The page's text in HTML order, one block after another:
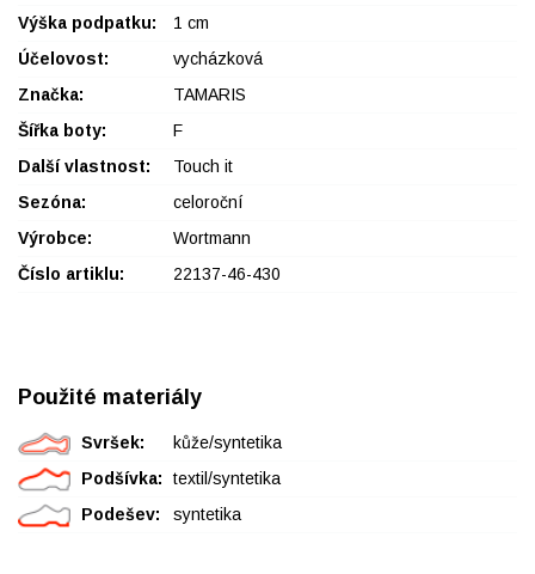
Výška podpatku:
1 cm
Účelovost:
vycházková
Značka:
TAMARIS
Šířka boty:
F
Další vlastnost:
Touch it
Sezóna:
celoroční
Výrobce:
Wortmann
Číslo artiklu:
22137-46-430
Použité materiály
Svršek:
kůže/syntetika
Podšívka:
textil/syntetika
Podešev:
syntetika